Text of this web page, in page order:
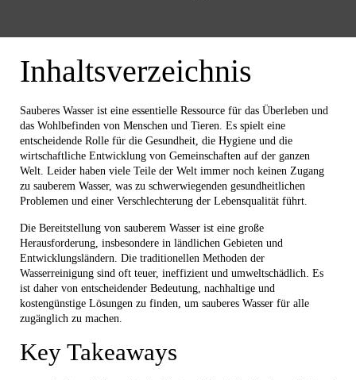
Inhaltsverzeichnis
Sauberes Wasser ist eine essentielle Ressource für das Überleben und
das Wohlbefinden von Menschen und Tieren. Es spielt eine
entscheidende Rolle für die Gesundheit, die Hygiene und die
wirtschaftliche Entwicklung von Gemeinschaften auf der ganzen
Welt. Leider haben viele Teile der Welt immer noch keinen Zugang
zu sauberem Wasser, was zu schwerwiegenden gesundheitlichen
Problemen und einer Verschlechterung der Lebensqualität führt.
Die Bereitstellung von sauberem Wasser ist eine große
Herausforderung, insbesondere in ländlichen Gebieten und
Entwicklungsländern. Die traditionellen Methoden der
Wasserreinigung sind oft teuer, ineffizient und umweltschädlich. Es
ist daher von entscheidender Bedeutung, nachhaltige und
kostengünstige Lösungen zu finden, um sauberes Wasser für alle
zugänglich zu machen.
Key Takeaways